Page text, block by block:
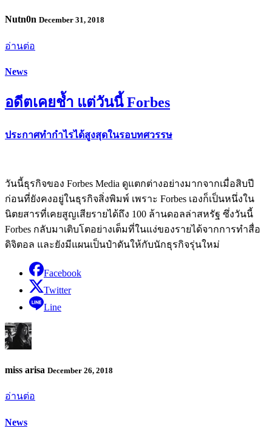
Nutn0n December 31, 2018
อ่านต่อ
News
อดีตเคยช้ำ แต่วันนี้ Forbes
ประกาศทำกำไรได้สูงสุดในรอบทศวรรษ
วันนี้ธุรกิจของ Forbes Media ดูแตกต่างอย่างมากจากเมื่อสิบปี
ก่อนที่ยังคงอยู่ในธุรกิจสิ่งพิมพ์ เพราะ Forbes เองก็เป็นหนึ่งใน
นิตยสารที่เคยสูญเสียรายได้ถึง 100 ล้านดอลล่าสหรัฐ ซึ่งวันนี้
Forbes กลับมาเติบโตอย่างเต็มที่ในแง่ของรายได้จากการทำสื่อ
ดิจิตอล และยังมีแผนเป็นป๋าดันให้กับนักธุรกิจรุ่นใหม่
Facebook
Twitter
Line
miss arisa December 26, 2018
อ่านต่อ
News